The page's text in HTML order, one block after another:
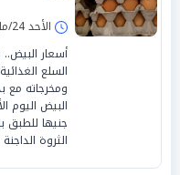
الأحد 24/مايو/2026 - 10:00 ص
أسعار
السلع
ومخرجاته مع
جنيها للطبق
الثروة